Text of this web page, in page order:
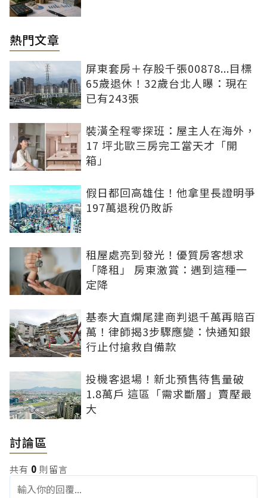
熱門文章
屏東套房＋存股千張00878...目標
65歲退休！32歲台北人曝：現在
已有243張
裝潢全程零探班：屋主人在海外，
17 坪北歐三房完工當天才「開
箱」
假日都回高雄住！他拿里長證明爭
197萬退稅仍敗訴
租屋處亮到發光！優質房客想求
「降租」 房東激賞：遇到這種一
定降
基泰大直爛尾建商判退千萬再賠百
萬！律師揭3步驟應變：快通知銀
行止付搶救自備款
投機客退場！新北預售待售量破
1.8萬戶 這區「需求斷層」賣壓最
大
討論區
共有 0 則留言